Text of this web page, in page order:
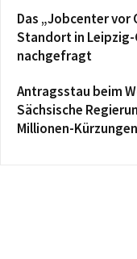
Das „Jobcenter vor
Standort in Leipzig-
nachgefragt
Antragsstau beim
Sächsische
Millionen-